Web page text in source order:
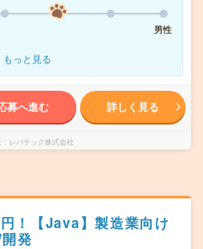
男性
もっと見る
募へ進む 詳しく見る
レバテック株式会社
！【Java】製造業向け
発